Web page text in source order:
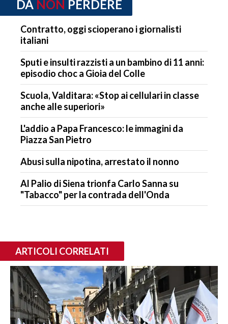
DA NON PERDERE
Contratto, oggi scioperano i giornalisti
italiani
Sputi e insulti razzisti a un bambino di 11 anni:
episodio choc a Gioia del Colle
Scuola, Valditara: «Stop ai cellulari in classe
anche alle superiori»
L'addio a Papa Francesco: le immagini da
Piazza San Pietro
Abusi sulla nipotina, arrestato il nonno
Al Palio di Siena trionfa Carlo Sanna su
"Tabacco" per la contrada dell'Onda
ARTICOLI CORRELATI